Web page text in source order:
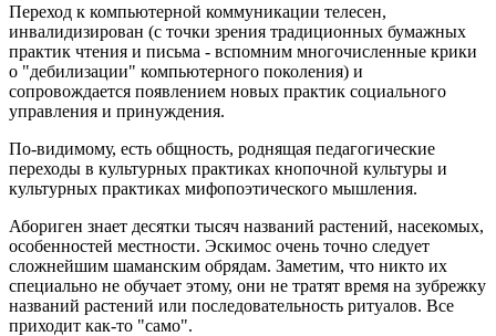
Переход к компьютерной коммуникации телесен,
инвалидизирован (с точки зрения традиционных бумажных
практик чтения и письма - вспомним многочисленные крики
о "дебилизации" компьютерного поколения) и
сопровождается появлением новых практик социального
управления и принуждения.
По-видимому, есть общность, роднящая педагогические
переходы в культурных практиках кнопочной культуры и
культурных практиках мифопоэтического мышления.
Абориген знает десятки тысяч названий растений, насекомых,
особенностей местности. Эскимос очень точно следует
сложнейшим шаманским обрядам. Заметим, что никто их
специально не обучает этому, они не тратят время на зубрежку
названий растений или последовательность ритуалов. Все
приходит как-то "само".